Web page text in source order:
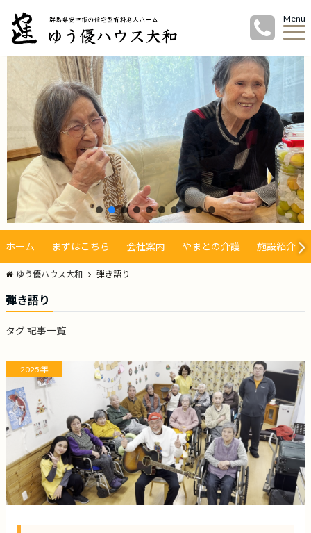
Menu
ホーム まずはこちら 会社案内 やまとの介護 施設紹介
ゆう優ハウス大和 弾き語り
弾き語り
タグ 記事一覧
2025年